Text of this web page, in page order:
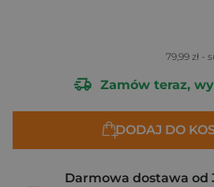
79,99 zł -
Zamów teraz,
DODAJ DO
Darmowa dostawa od